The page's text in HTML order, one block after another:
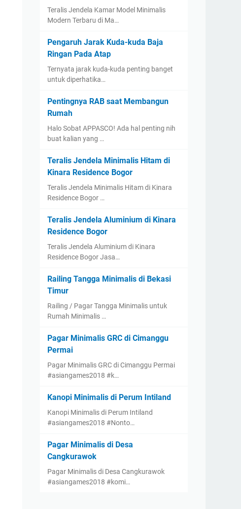
Teralis Jendela Kamar Model Minimalis
Modern Terbaru di Ma…
Pengaruh Jarak Kuda-kuda Baja
Ringan Pada Atap
Ternyata jarak kuda-kuda penting banget
untuk diperhatika…
Pentingnya RAB saat Membangun
Rumah
Halo Sobat APPASCO! Ada hal penting nih
buat kalian yang …
Teralis Jendela Minimalis Hitam di
Kinara Residence Bogor
Teralis Jendela Minimalis Hitam di Kinara
Residence Bogor …
Teralis Jendela Aluminium di Kinara
Residence Bogor
Teralis Jendela Aluminium di Kinara
Residence Bogor Jasa…
Railing Tangga Minimalis di Bekasi
Timur
Railing / Pagar Tangga Minimalis untuk
Rumah Minimalis …
Pagar Minimalis GRC di Cimanggu
Permai
Pagar Minimalis GRC di Cimanggu Permai
#asiangames2018 #k…
Kanopi Minimalis di Perum Intiland
Kanopi Minimalis di Perum Intiland
#asiangames2018 #Nonto…
Pagar Minimalis di Desa
Cangkurawok
Pagar Minimalis di Desa Cangkurawok
#asiangames2018 #komi…